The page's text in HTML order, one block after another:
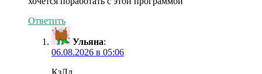
Ответить
Ульяна:
06.08.2026 в 05:06